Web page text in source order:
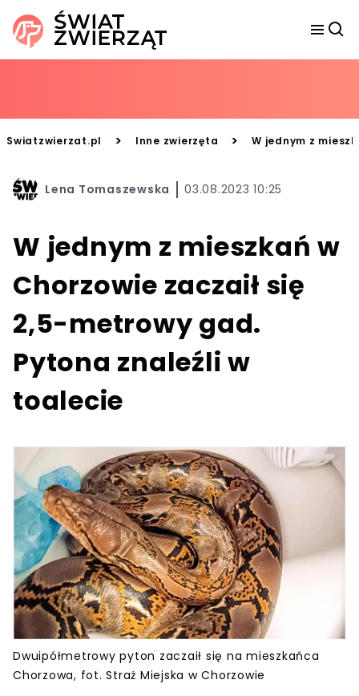
Swiatzwierzat.pl > Inne zwierzęta > W jednym z
Lena Tomaszewska 03.08.2023 10:25
W jednym z mieszkań w
Chorzowie zaczaił się
2,5-metrowy gad.
Pytona znaleźli w
toalecie
Dwuipółmetrowy pyton zaczaił się na mieszkańca
Chorzowa, fot. Straż Miejska w Chorzowie